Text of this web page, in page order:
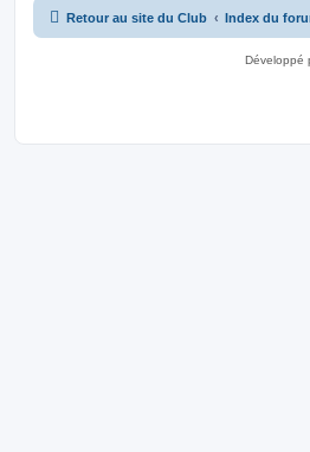
Retour au site du Club Index du
Développé